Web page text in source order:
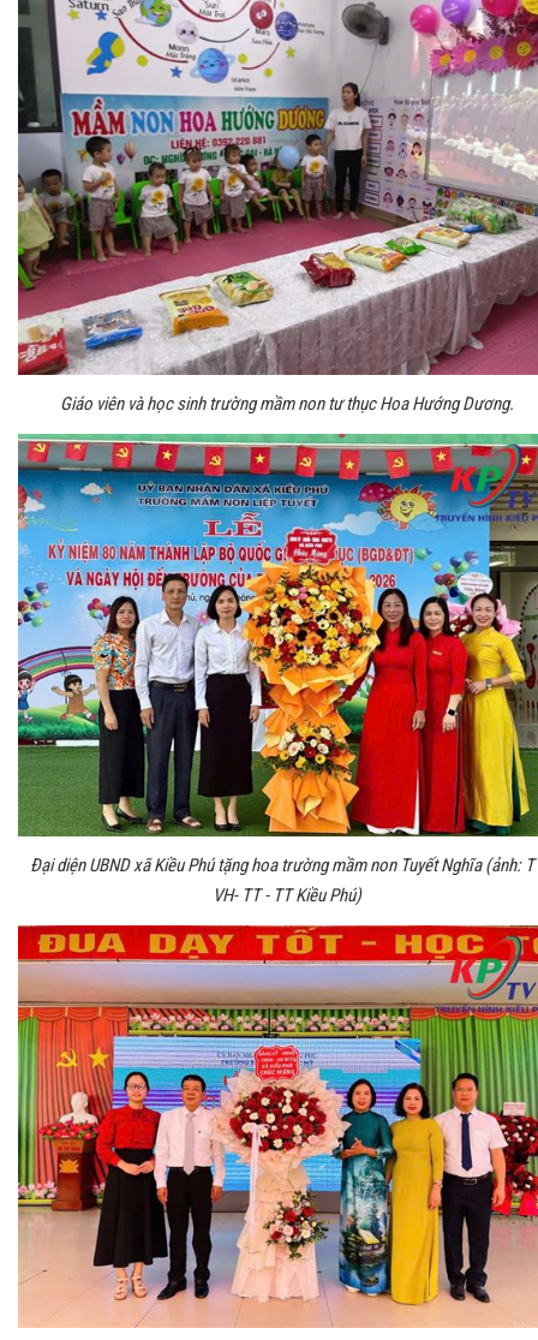
Giáo viên và học sinh trường mầm non tư thục Hoa Hướng Dương.
Đại diện UBND xã Kiều Phú tặng hoa trường mầm non Tuyết Nghĩa (ảnh:
VH- TT - TT Kiều Phú)